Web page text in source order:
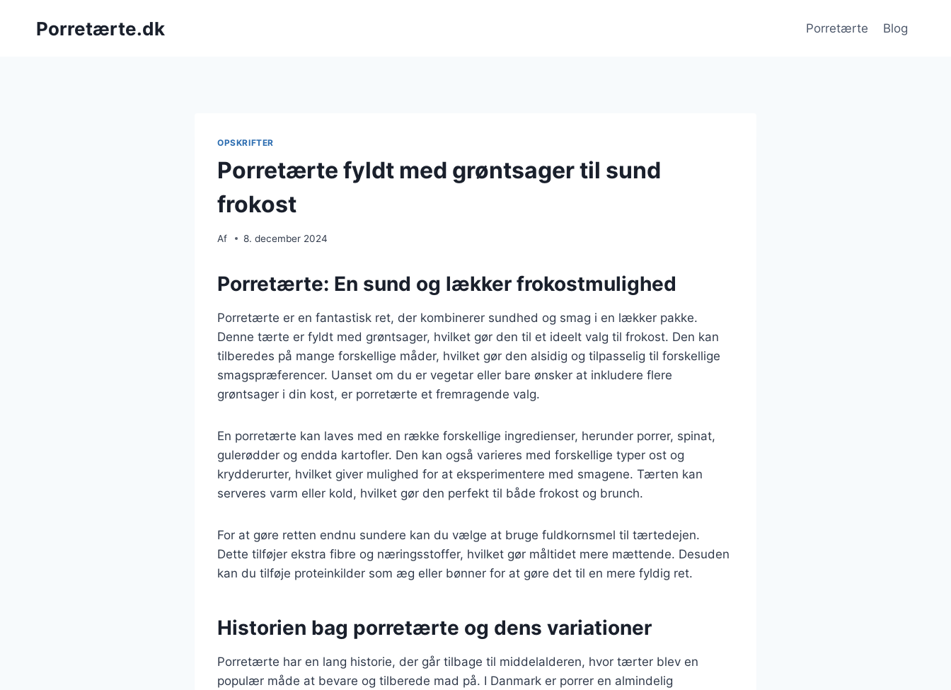
Porretærte.dk Porretærte Blog
OPSKRIFTER
Porretærte fyldt med grøntsager til sund
frokost
Af 8. december 2024
Porretærte: En sund og lækker frokostmulighed
Porretærte er en fantastisk ret, der kombinerer sundhed og smag i en lækker pakke.
Denne tærte er fyldt med grøntsager, hvilket gør den til et ideelt valg til frokost. Den kan
tilberedes på mange forskellige måder, hvilket gør den alsidig og tilpasselig til forskellige
smagspræferencer. Uanset om du er vegetar eller bare ønsker at inkludere flere
grøntsager i din kost, er porretærte et fremragende valg.
En porretærte kan laves med en række forskellige ingredienser, herunder porrer, spinat,
gulerødder og endda kartofler. Den kan også varieres med forskellige typer ost og
krydderurter, hvilket giver mulighed for at eksperimentere med smagene. Tærten kan
serveres varm eller kold, hvilket gør den perfekt til både frokost og brunch.
For at gøre retten endnu sundere kan du vælge at bruge fuldkornsmel til tærtedejen.
Dette tilføjer ekstra fibre og næringsstoffer, hvilket gør måltidet mere mættende. Desuden
kan du tilføje proteinkilder som æg eller bønner for at gøre det til en mere fyldig ret.
Historien bag porretærte og dens variationer
Porretærte har en lang historie, der går tilbage til middelalderen, hvor tærter blev en
populær måde at bevare og tilberede mad på. I Danmark er porrer en almindelig